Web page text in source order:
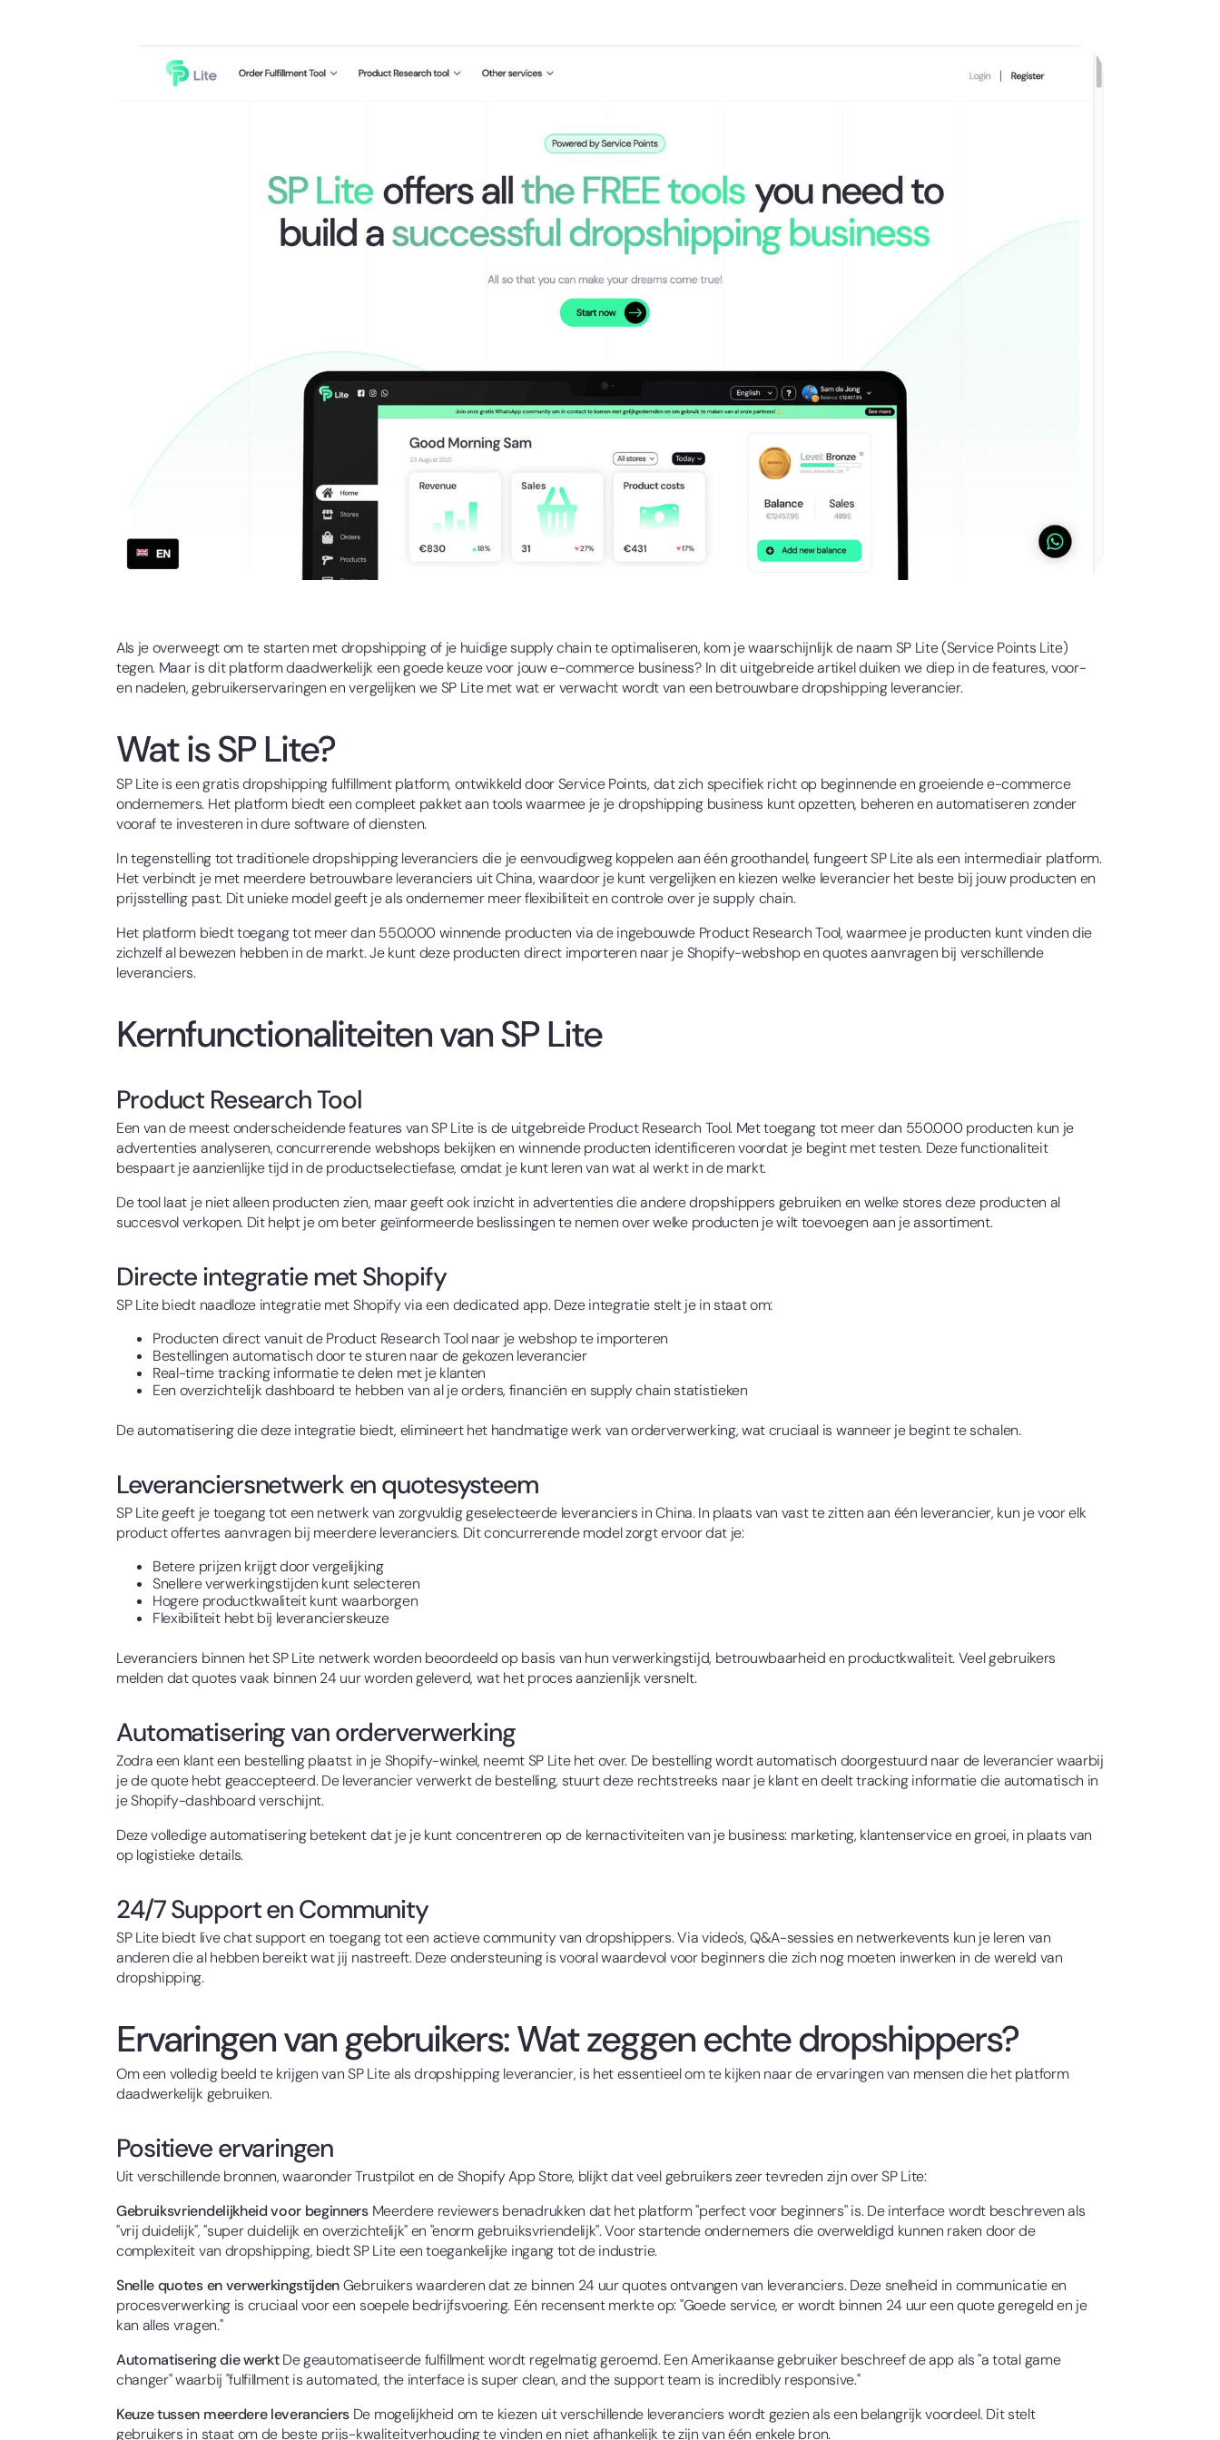
Als je overweegt om te starten met dropshipping of je huidige supply chain te optimaliseren, kom je waarschijnlijk de naam SP Lite (Service Points Lite)
tegen. Maar is dit platform daadwerkelijk een goede keuze voor jouw e-commerce business? In dit uitgebreide artikel duiken we diep in de features, voor-
en nadelen, gebruikerservaringen en vergelijken we SP Lite met wat er verwacht wordt van een betrouwbare dropshipping leverancier.
Wat is SP Lite?
SP Lite is een gratis dropshipping fulfillment platform, ontwikkeld door Service Points, dat zich specifiek richt op beginnende en groeiende e-commerce
ondernemers. Het platform biedt een compleet pakket aan tools waarmee je je dropshipping business kunt opzetten, beheren en automatiseren zonder
vooraf te investeren in dure software of diensten.
In tegenstelling tot traditionele dropshipping leveranciers die je eenvoudigweg koppelen aan één groothandel, fungeert SP Lite als een intermediair platform.
Het verbindt je met meerdere betrouwbare leveranciers uit China, waardoor je kunt vergelijken en kiezen welke leverancier het beste bij jouw producten en
prijsstelling past. Dit unieke model geeft je als ondernemer meer flexibiliteit en controle over je supply chain.
Het platform biedt toegang tot meer dan 550.000 winnende producten via de ingebouwde Product Research Tool, waarmee je producten kunt vinden die
zichzelf al bewezen hebben in de markt. Je kunt deze producten direct importeren naar je Shopify-webshop en quotes aanvragen bij verschillende
leveranciers.
Kernfunctionaliteiten van SP Lite
Product Research Tool
Een van de meest onderscheidende features van SP Lite is de uitgebreide Product Research Tool. Met toegang tot meer dan 550.000 producten kun je
advertenties analyseren, concurrerende webshops bekijken en winnende producten identificeren voordat je begint met testen. Deze functionaliteit
bespaart je aanzienlijke tijd in de productselectiefase, omdat je kunt leren van wat al werkt in de markt.
De tool laat je niet alleen producten zien, maar geeft ook inzicht in advertenties die andere dropshippers gebruiken en welke stores deze producten al
succesvol verkopen. Dit helpt je om beter geïnformeerde beslissingen te nemen over welke producten je wilt toevoegen aan je assortiment.
Directe integratie met Shopify
SP Lite biedt naadloze integratie met Shopify via een dedicated app. Deze integratie stelt je in staat om:
Producten direct vanuit de Product Research Tool naar je webshop te importeren
Bestellingen automatisch door te sturen naar de gekozen leverancier
Real-time tracking informatie te delen met je klanten
Een overzichtelijk dashboard te hebben van al je orders, financiën en supply chain statistieken
De automatisering die deze integratie biedt, elimineert het handmatige werk van orderverwerking, wat cruciaal is wanneer je begint te schalen.
Leveranciersnetwerk en quotesysteem
SP Lite geeft je toegang tot een netwerk van zorgvuldig geselecteerde leveranciers in China. In plaats van vast te zitten aan één leverancier, kun je voor elk
product offertes aanvragen bij meerdere leveranciers. Dit concurrerende model zorgt ervoor dat je:
Betere prijzen krijgt door vergelijking
Snellere verwerkingstijden kunt selecteren
Hogere productkwaliteit kunt waarborgen
Flexibiliteit hebt bij leverancierskeuze
Leveranciers binnen het SP Lite netwerk worden beoordeeld op basis van hun verwerkingstijd, betrouwbaarheid en productkwaliteit. Veel gebruikers
melden dat quotes vaak binnen 24 uur worden geleverd, wat het proces aanzienlijk versnelt.
Automatisering van orderverwerking
Zodra een klant een bestelling plaatst in je Shopify-winkel, neemt SP Lite het over. De bestelling wordt automatisch doorgestuurd naar de leverancier waarbij
je de quote hebt geaccepteerd. De leverancier verwerkt de bestelling, stuurt deze rechtstreeks naar je klant en deelt tracking informatie die automatisch in
je Shopify-dashboard verschijnt.
Deze volledige automatisering betekent dat je je kunt concentreren op de kernactiviteiten van je business: marketing, klantenservice en groei, in plaats van
op logistieke details.
24/7 Support en Community
SP Lite biedt live chat support en toegang tot een actieve community van dropshippers. Via video's, Q&A-sessies en netwerkevents kun je leren van
anderen die al hebben bereikt wat jij nastreeft. Deze ondersteuning is vooral waardevol voor beginners die zich nog moeten inwerken in de wereld van
dropshipping.
Ervaringen van gebruikers: Wat zeggen echte dropshippers?
Om een volledig beeld te krijgen van SP Lite als dropshipping leverancier, is het essentieel om te kijken naar de ervaringen van mensen die het platform
daadwerkelijk gebruiken.
Positieve ervaringen
Uit verschillende bronnen, waaronder Trustpilot en de Shopify App Store, blijkt dat veel gebruikers zeer tevreden zijn over SP Lite:
Gebruiksvriendelijkheid voor beginnersMeerdere reviewers benadrukken dat het platform "perfect voor beginners" is. De interface wordt beschreven als
"vrij duidelijk", "super duidelijk en overzichtelijk" en "enorm gebruiksvriendelijk". Voor startende ondernemers die overweldigd kunnen raken door de
complexiteit van dropshipping, biedt SP Lite een toegankelijke ingang tot de industrie.
Snelle quotes en verwerkingstijdenGebruikers waarderen dat ze binnen 24 uur quotes ontvangen van leveranciers. Deze snelheid in communicatie en
procesverwerking is cruciaal voor een soepele bedrijfsvoering. Eén recensent merkte op: "Goede service, er wordt binnen 24 uur een quote geregeld en je
kan alles vragen."
Automatisering die werktDe geautomatiseerde fulfillment wordt regelmatig geroemd. Een Amerikaanse gebruiker beschreef de app als "a total game
changer" waarbij "fulfillment is automated, the interface is super clean, and the support team is incredibly responsive."
Keuze tussen meerdere leveranciers De mogelijkheid om te kiezen uit verschillende leveranciers wordt gezien als een belangrijk voordeel. Dit stelt
gebruikers in staat om de beste prijs-kwaliteitverhouding te vinden en niet afhankelijk te zijn van één enkele bron.